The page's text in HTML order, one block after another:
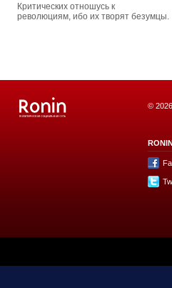
Критических отношусь к
революциям, ибо их творят безумцы.
©